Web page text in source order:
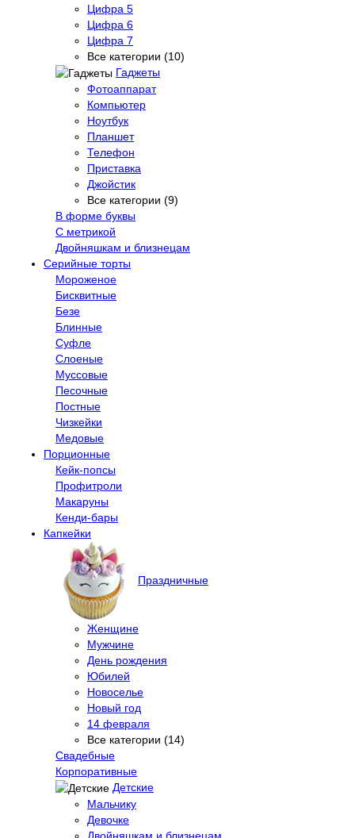
Цифра 5
Цифра 6
Цифра 7
Все категории (10)
Гаджеты
Фотоаппарат
Компьютер
Ноутбук
Планшет
Телефон
Приставка
Джойстик
Все категории (9)
В форме буквы
С метрикой
Двойняшкам и близнецам
Серийные торты
Мороженое
Бисквитные
Безе
Блинные
Суфле
Слоеные
Муссовые
Песочные
Постные
Чизкейки
Медовые
Порционные
Кейк-попсы
Профитроли
Макаруны
Кенди-бары
Капкейки
Праздничные
Женщине
Мужчине
День рождения
Юбилей
Новоселье
Новый год
14 февраля
Все категории (14)
Свадебные
Корпоративные
Детские
Мальчику
Девочке